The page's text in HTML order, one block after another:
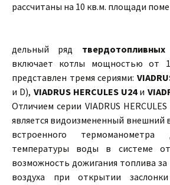
рассчитаны на 10 кв.м. площади
дельный ряд
включает котлы мощностью
представлен тремя сериями:
и D), VIADRUS НERCULES U24и
Отличием серии VIADRUS
является видоизмененный внешний
встроенного термоманометра
температуры воды в системе
возможность дожигания топлива
воздуха при открытии